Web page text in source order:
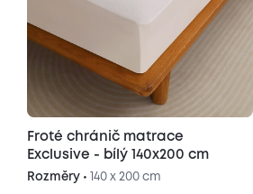
Froté chránič matrace
Exclusive - bílý 140x200 cm
Rozměry • 140 x 200 cm